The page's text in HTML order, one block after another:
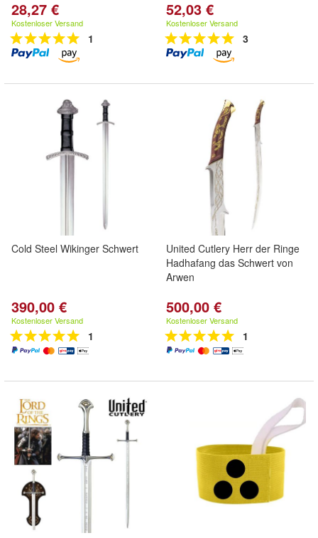
28,27 €
Kostenloser Versand
1
52,03 €
Kostenloser Versand
3
Cold Steel Wikinger Schwert
390,00 €
Kostenloser Versand
1
United Cutlery Herr der Ringe
Hadhafang das Schwert von
Arwen
500,00 €
Kostenloser Versand
1